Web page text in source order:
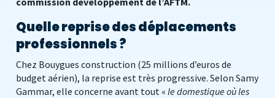
Quelle reprise des déplacements
professionnels ?
Chez Bouygues construction (25 millions d’euros de
budget aérien), la reprise est très progressive. Selon Samy
Gammar, elle concerne avant tout « le domestique où les